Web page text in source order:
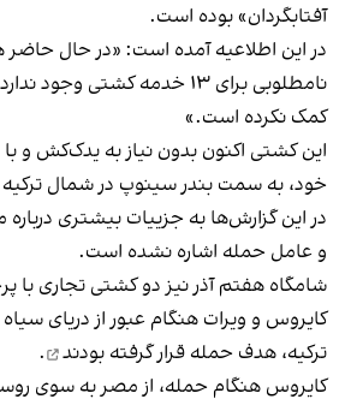
آفتابگردان» بوده است.
در این اطلاعیه آمده است: «در حال
نامطلوبی برای ۱۳ خدمه کشتی
کمک نکرده است.»
این کشتی اکنون بدون نیاز به یدک‌کش و با
خود، به سمت بندر سینوپ در شمال
در این گزارش‌ها به جزییات بیشتری
و عامل حمله اشاره نشده است.
شامگاه هفتم آذر نیز دو کشتی تجاری با
کایروس و ویرات هنگام عبور از دریای
ترکیه، هدف حمله قرار گرفته بودند
.
کایروس هنگام حمله، از مصر به سوی